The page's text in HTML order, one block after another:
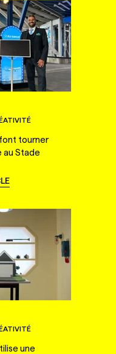
tourner
au Stade
une